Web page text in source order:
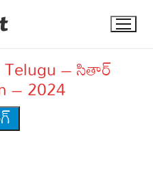
Telugu – సితార్
– 2024